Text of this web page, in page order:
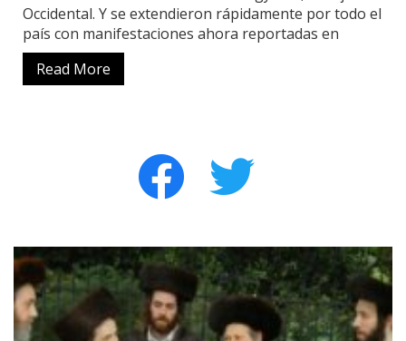
Occidental. Y se extendieron rápidamente por todo el
país con manifestaciones ahora reportadas en
Read More
facebook twitter